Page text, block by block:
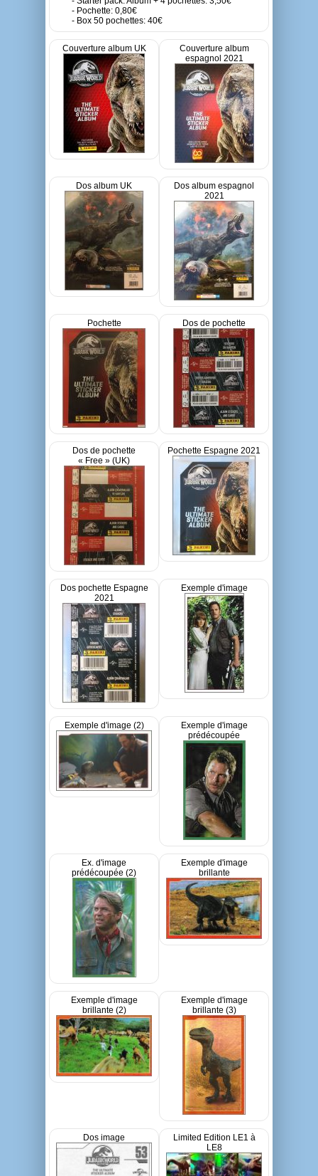
- Pochette: 0,80€
- Box 50 pochettes: 40€
Couverture album UK
Couverture album
espagnol 2021
Dos album UK
Dos album espagnol
2021
Pochette Dos de pochette
Dos de pochette
« Free » (UK)
Pochette Espagne 2021
Dos pochette Espagne
2021
Exemple d'image
Exemple d'image (2)
Exemple d'image
prédécoupée
Ex. d'image
prédécoupée (2)
Exemple d'image
brillante
Exemple d'image
brillante (2)
Exemple d'image
brillante (3)
Dos image
Limited Edition LE1 à
LE8